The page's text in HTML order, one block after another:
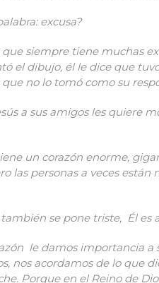
excusa?
siempre tiene muchas
el dibujo, él le dice que
no lo tomó como su
a sus amigos les quiere
un corazón enorme,
las personas a veces
se pone triste, Él es
le damos importancia
nos acordamos de lo que
Porque en el Reino de